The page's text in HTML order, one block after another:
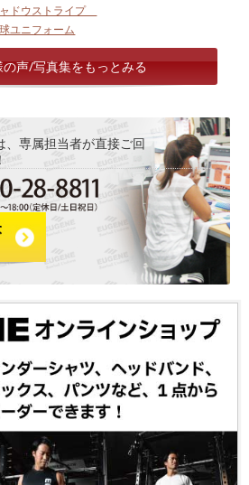
ドウストライプ
ユニフォーム
声/写真集をもっとみる
、専属担当者が直接ご回